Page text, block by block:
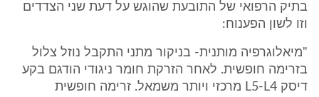
בתיק הרפואי של התובעת שהוגש על דעת שני הצדדים
וזו לשון הפענוח:
"מיאלוגרפיה מותנית- בניקור מתני התקבל נוזל צלול
בזרימה חופשית. לאחר הזרקת חומר ניגודי הודגם בקע
דיסק L5-L4 מרכזי ויותר משמאל. זרימה חופשית